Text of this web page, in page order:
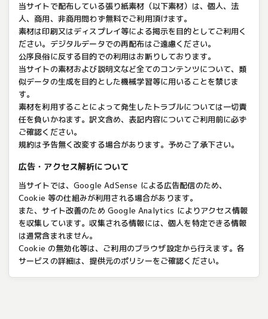
当サイトで配布している張り紙素材（以下素材）は、個人、法
人、商用、非商用問わず無料でご利用頂けます。
素材は印刷又はディスプレイ等による掲示を目的としてご利用く
ださい。デジタルデータでの再配布はご遠慮ください。
公序良俗に反する目的での利用はお断りしております。
当サイトの素材および説明文など全てのコンテンツについて、類
似データの生成を目的とした機械学習等に用いることを禁じま
す。
素材を利用することによって発生したトラブルについては一切責
任を負いかねます。訳文含め、表記内容についてご利用前に必ず
ご確認ください。
規約は予告無く改変する場合があります。予めご了承下さい。
広告・アクセス解析について
当サイトでは、Google AdSense による広告配信のため、
Cookie 等の仕組みが利用される場合があります。
また、サイト改善のため Google Analytics によりアクセス情報
を収集しています。収集される情報には、個人を特定できる情報
は通常含まれません。
Cookie の無効化等は、ご利用のブラウザ設定から行えます。各
サービスの詳細は、提供元のポリシーをご確認ください。